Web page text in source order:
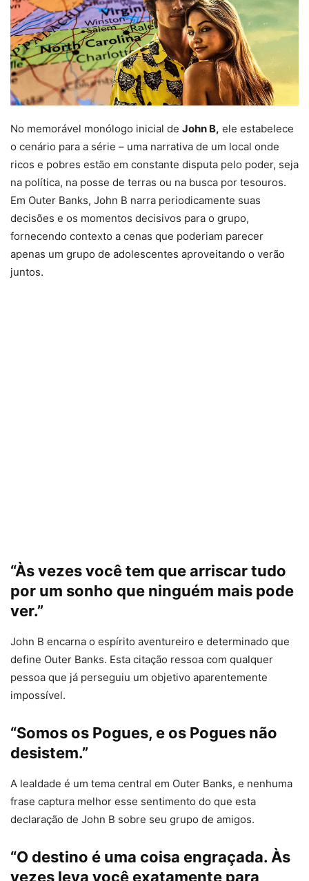
No memorável monólogo inicial de John B, ele estabelece
o cenário para a série – uma narrativa de um local onde
ricos e pobres estão em constante disputa pelo poder, seja
na política, na posse de terras ou na busca por tesouros.
Em Outer Banks, John B narra periodicamente suas
decisões e os momentos decisivos para o grupo,
fornecendo contexto a cenas que poderiam parecer
apenas um grupo de adolescentes aproveitando o verão
juntos.
“Às vezes você tem que arriscar tudo
por um sonho que ninguém mais pode
ver.”
John B encarna o espírito aventureiro e determinado que
define Outer Banks. Esta citação ressoa com qualquer
pessoa que já perseguiu um objetivo aparentemente
impossível.
“Somos os Pogues, e os Pogues não
desistem.”
A lealdade é um tema central em Outer Banks, e nenhuma
frase captura melhor esse sentimento do que esta
declaração de John B sobre seu grupo de amigos.
“O destino é uma coisa engraçada. Às
vezes leva você exatamente para